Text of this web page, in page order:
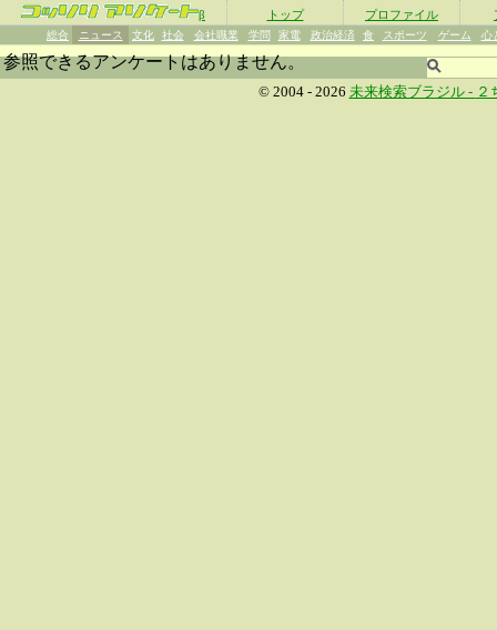
β トップ プロファイル
総合 ニュース 文化 社会 会社職業 学問 家電 政治経済 食 スポーツ ゲーム 心
参照できるアンケートはありません。
© 2004 - 2026 未来検索ブラジル - ２